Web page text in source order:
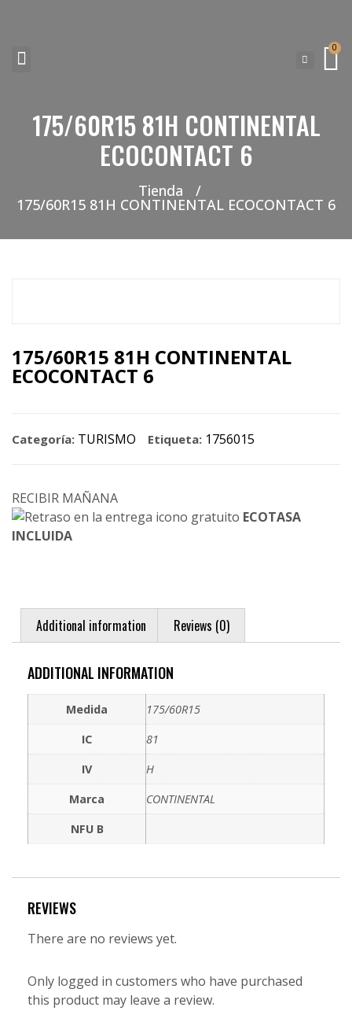
0
175/60R15 81H CONTINENTAL
ECOCONTACT 6
Tienda /
175/60R15 81H CONTINENTAL ECOCONTACT 6
175/60R15 81H CONTINENTAL
ECOCONTACT 6
Categoría: TURISMO Etiqueta: 1756015
RECIBIR MAÑANA
ECOTASA
INCLUIDA
Additional information Reviews (0)
ADDITIONAL INFORMATION
Medida
175/60R15
IC
81
IV
H
Marca
CONTINENTAL
NFU B
REVIEWS
There are no reviews yet.
Only logged in customers who have purchased
this product may leave a review.